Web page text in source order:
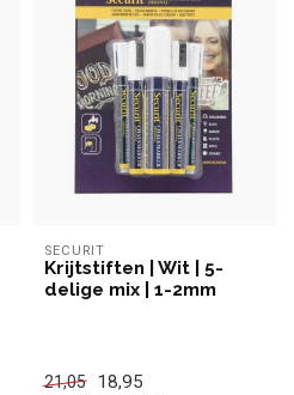
SECURIT
Krijtstiften | Wit | 5-
delige mix | 1-2mm
21,05 18,95